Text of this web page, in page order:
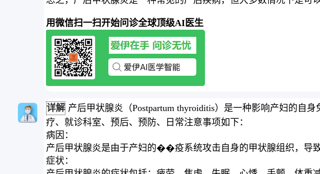
用微信扫一扫开始问诊全球顶级AI医生
详解 产后甲状腺炎（Postpartum thyroiditis）是一种影响产妇的自
疗、就诊科室、预后、预防、日常注意事项如下：
病因：
产后甲状腺炎是由于产妇的��疫系统攻击自身的甲状腺组织，导
症状：